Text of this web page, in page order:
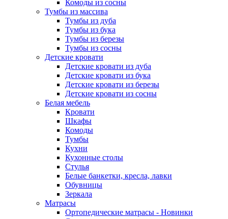
Комоды из сосны
Тумбы из массива
Тумбы из дуба
Тумбы из бука
Тумбы из березы
Тумбы из сосны
Детские кровати
Детские кровати из дуба
Детские кровати из бука
Детские кровати из березы
Детские кровати из сосны
Белая мебель
Кровати
Шкафы
Комоды
Тумбы
Кухни
Кухонные столы
Стулья
Белые банкетки, кресла, лавки
Обувницы
Зеркала
Матрасы
Ортопедические матрасы - Новинки